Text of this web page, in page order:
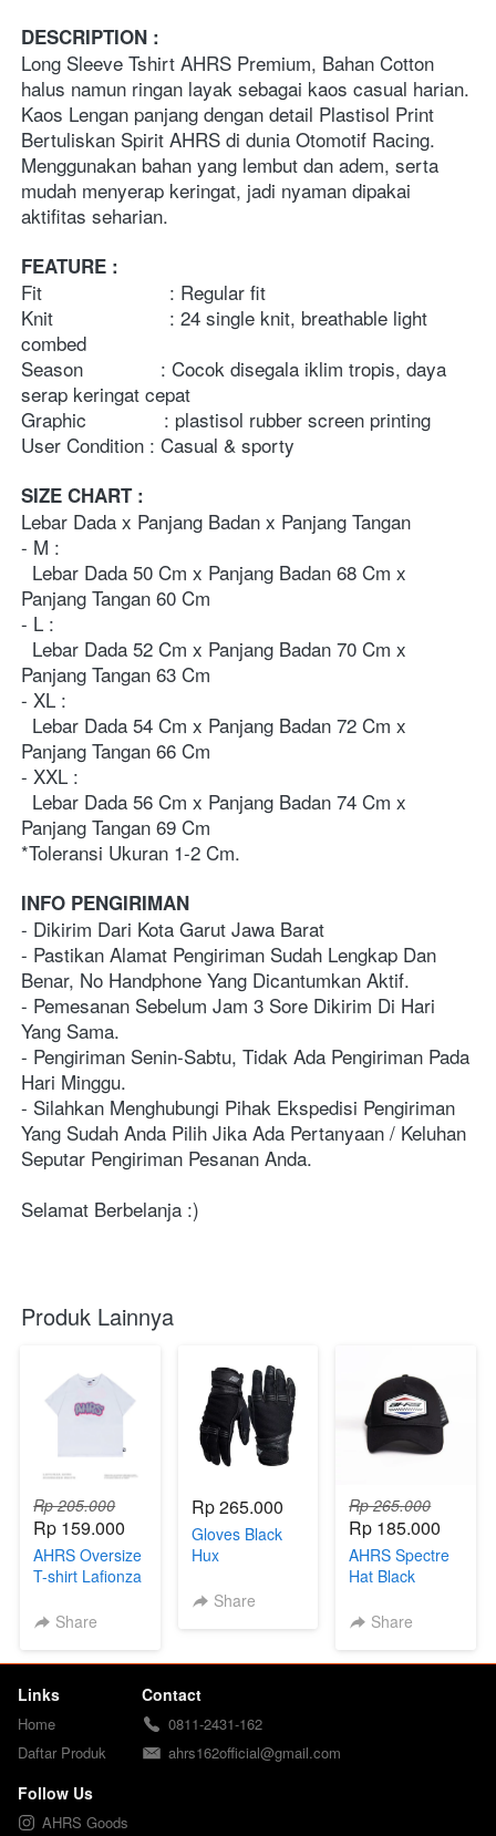
DESCRIPTION :
Long Sleeve Tshirt AHRS Premium, Bahan Cotton
halus namun ringan layak sebagai kaos casual harian.
Kaos Lengan panjang dengan detail Plastisol Print
Bertuliskan Spirit AHRS di dunia Otomotif Racing.
Menggunakan bahan yang lembut dan adem, serta
mudah menyerap keringat, jadi nyaman dipakai
aktifitas seharian.
FEATURE :
Fit                       : Regular fit
Knit                     : 24 single knit, breathable light
combed
Season              : Cocok disegala iklim tropis, daya
serap keringat cepat
Graphic              : plastisol rubber screen printing
User Condition : Casual & sporty
SIZE CHART :
Lebar Dada x Panjang Badan x Panjang Tangan
- M :
Panjang Tangan 60 Cm
- L :
Panjang Tangan 63 Cm
- XL :
Panjang Tangan 66 Cm
- XXL :
Panjang Tangan 69 Cm
*Toleransi Ukuran 1-2 Cm.
INFO PENGIRIMAN
- Dikirim Dari Kota Garut Jawa Barat
- Pastikan Alamat Pengiriman Sudah Lengkap Dan
Benar, No Handphone Yang Dicantumkan Aktif.
- Pemesanan Sebelum Jam 3 Sore Dikirim Di Hari
Yang Sama.
- Pengiriman Senin-Sabtu, Tidak Ada Pengiriman Pada
Hari Minggu.
- Silahkan Menghubungi Pihak Ekspedisi Pengiriman
Yang Sudah Anda Pilih Jika Ada Pertanyaan / Keluhan
Seputar Pengiriman Pesanan Anda.
Selamat Berbelanja :)
Produk Lainnya
Rp 205.000
Rp 159.000
AHRS Oversize
T-shirt Lafionza
Share
Rp 265.000
Gloves Black
Hux
Share
Rp 265.000
Rp 185.000
AHRS Spectre
Hat Black
Share
Links
Home
Daftar Produk
Contact
0811-2431-162
ahrs162official@gmail.com
Follow Us
AHRS Goods